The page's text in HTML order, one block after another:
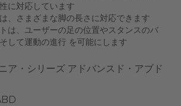
に対応しています
、さまざまな脚の長さに対応できます
は、ユーザーの足の位置やスタンスのバ
して運動の進行 を可能にします
ア・シリーズ アドバンスド・アブド